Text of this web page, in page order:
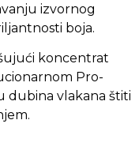
izvornog
boja.
koncentrat
Pro-
dubina vlakana štiti